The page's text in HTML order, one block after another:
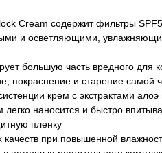
Cream содержит фильтры
и осветляющими,
большую часть вредного для
покраснение и старение самой
крем с экстрактами
наносится и быстро
пленку
качеств при повышенной